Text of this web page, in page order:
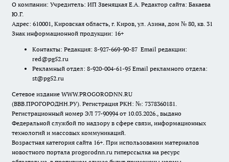
О компании: Учредитель: ИП Звеняцкая Е.А. Редактор сайта: Бакаева
Ю.Г.
Адрес: 610001, Кировская область, г. Киров, ул. Азина, дом № 80, кв. 31
Знак информационной продукции: 16+
Контакты: Редакция: 8-927-669-90-87 Email редакции:
red@pg52.ru
Рекламный отдел: 8-920-004-61-95 Email рекламного отдела:
st@pg52.ru
Сетевое издание WWW.PROGORODNN.RU
(ВВВ.ПРОГОРОДНН.РУ). Регистрация РКН: №: 7378360181.
Регистрационный номер ЭЛ 77-90994 от 10.03.2026., выдано
Федеральной службой по надзору в сфере связи, информационных
технологий и массовых коммуникаций.
Возрастная категория сайта 16+. При использовании материалов
новостного портала progorodnn.ru гиперссылка на ресурс